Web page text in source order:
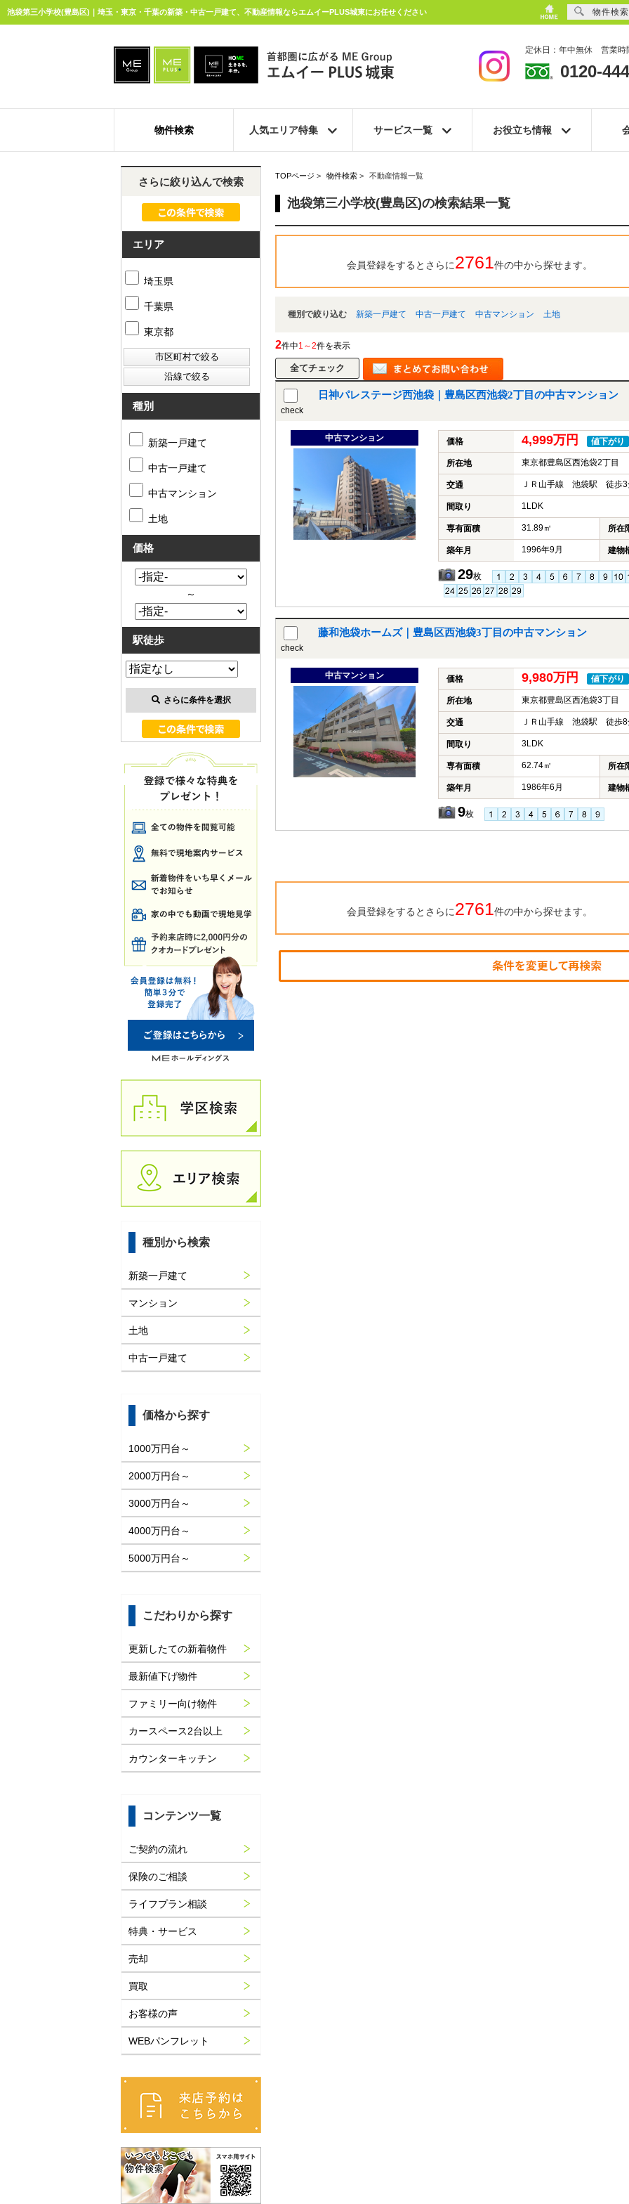
池袋第三小学校(豊島区)｜埼玉・東京・千葉の新築・中古一戸建て、不動産情報ならエムイーPLUS城東にお任せください
定休日：年中無休 営業時
0120-
物件検索 人気エリア特集 サービス一覧 お役立ち情報
TOPページ > 物件検索 > 不動産情報一覧
池袋第三小学校(豊島区)の検索結果一覧
会員登録をするとさらに2761件の中から探せます。
種別で絞り込む 新築一戸建て 中古一戸建て 中古マンション 土地
2件中1～2件を表示
check
日神パレステージ西池袋｜豊島区西池袋2丁目の中古マンション
中古マンション 価格 4,999万円 値下がり
所在地 東京都豊島区西池袋2丁目
交通 ＪＲ山手線 池袋駅 徒歩3
間取り 1LDK
専有面積 31.89㎡ 所在
築年月 1996年9月 建物
29枚
check
藤和池袋ホームズ｜豊島区西池袋3丁目の中古マンション
中古マンション 価格 9,980万円 値下がり
所在地 東京都豊島区西池袋3丁目
交通 ＪＲ山手線 池袋駅 徒歩8
間取り 3LDK
専有面積 62.74㎡ 所在
築年月 1986年6月 建物
9枚
会員登録をするとさらに2761件の中から探せます。
さらに絞り込んで検索
エリア
埼玉県
千葉県
東京都
種別
新築一戸建て
中古一戸建て
中古マンション
土地
価格
～
駅徒歩
さらに条件を選択
種別から検索
新築一戸建て
マンション
土地
中古一戸建て
価格から探す
1000万円台～
2000万円台～
3000万円台～
4000万円台～
5000万円台～
こだわりから探す
更新したての新着物件
最新値下げ物件
ファミリー向け物件
カースペース2台以上
カウンターキッチン
コンテンツ一覧
ご契約の流れ
保険のご相談
ライフプラン相談
特典・サービス
売却
買取
お客様の声
WEBパンフレット
物件検索